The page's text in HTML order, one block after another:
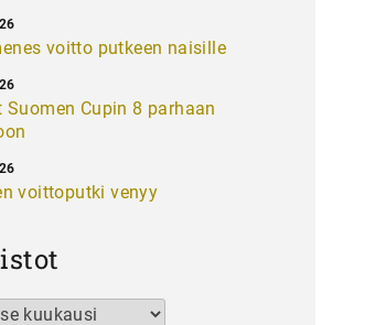
voitto putkeen naisille
Suomen Cupin 8 parhaan
voittoputki venyy